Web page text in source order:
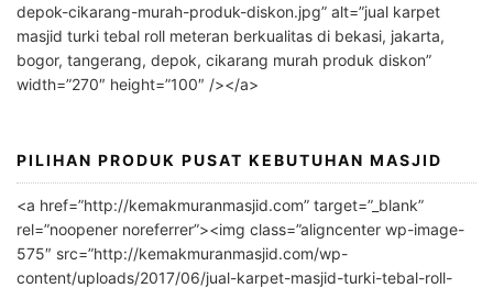
t
i
v
depok-cikarang-murah-produk-diskon.jpg” alt=”jual karpet
masjid turki tebal roll meteran berkualitas di bekasi, jakarta,
bogor, tangerang, depok, cikarang murah produk diskon”
width=”270″ height=”100″ /></a>
PILIHAN PRODUK PUSAT KEBUTUHAN MASJID
<a href=”http://kemakmuranmasjid.com” target=”_blank”
rel=”noopener noreferrer”><img class=”aligncenter wp-image-
575″ src=”http://kemakmuranmasjid.com/wp-
content/uploads/2017/06/jual-karpet-masjid-turki-tebal-roll-